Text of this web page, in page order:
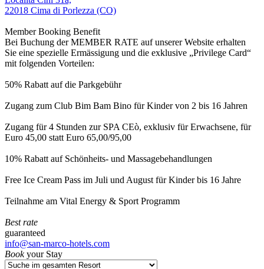
22018 Cima di Porlezza (CO)
Member Booking Benefit
Bei Buchung der MEMBER RATE auf unserer Website erhalten
Sie eine spezielle Ermässigung und die exklusive „Privilege Card“
mit folgenden Vorteilen:
50% Rabatt auf die Parkgebühr
Zugang zum Club Bim Bam Bino für Kinder von 2 bis 16 Jahren
Zugang für 4 Stunden zur SPA CEò, exklusiv für Erwachsene, für
Euro 45,00 statt Euro 65,00/95,00
10% Rabatt auf Schönheits- und Massagebehandlungen
Free Ice Cream Pass im Juli und August für Kinder bis 16 Jahre
Teilnahme am Vital Energy & Sport Programm
Best rate
guaranteed
info@san-marco-hotels.com
Bookyour Stay